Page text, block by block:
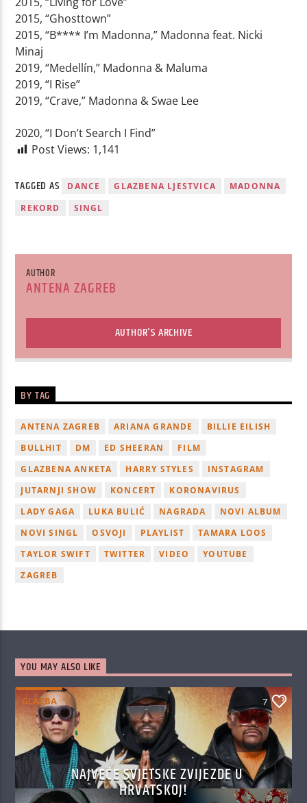
2015, “Ghosttown”
2015, “B**** I’m Madonna,” Madonna feat. Nicki
Minaj
2019, “Medellín,” Madonna & Maluma
2019, “I Rise”
2019, “Crave,” Madonna & Swae Lee
2020, “I Don’t Search I Find”
Post Views: 1,141
TAGGED AS DANCE GLAZBENA LJESTVICA
MADONNA
REKORD
SINGL
AUTHOR
ANTENA ZAGREB
AUTHOR'S ARCHIVE
BY TAG
ANTENA ZAGREB ARIANA GRANDE
BILLIE EILISH
BULLHIT
DM ED SHEERAN
FILM
GLAZBENA ANKETA
HARRY STYLES
INSTAGRAM
JUTARNJI SHOW
KONCERT
KORONAVIRUS
LADY GAGA
LUKA BULIĆ NAGRADA
NOVI ALBUM
NOVI SINGL
OSVOJI PLAYLIST
TAMARA LOOS
TAYLOR SWIFT
TWITTER VIDEO
YOUTUBE
ZAGREB
YOU MAY ALSO LIKE
GLAZBA 7
NAJVEĆE SVJETSKE ZVIJEZDE U
HRVATSKOJ!